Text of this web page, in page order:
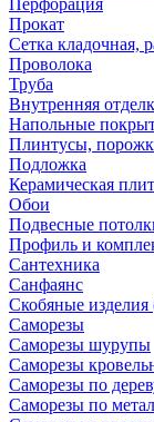
Перфорация
Прокат
Сетка кладочная,
Проволока
Труба
Внутренняя
Напольные
Плинтусы,
Подложка
Керамическая
Обои
Подвесные
Профиль и
Сантехника
Санфаянс
Скобяные
Саморезы
Саморезы шурупы
Саморезы
Саморезы по
Саморезы по